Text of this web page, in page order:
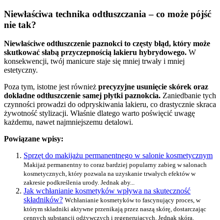
Niewłaściwa technika odtłuszczania – co może pójść
nie tak?
Niewłaściwe odtłuszczenie paznokci to częsty błąd, który może
skutkować słabą przyczepnością lakieru hybrydowego. W
konsekwencji, twój manicure staje się mniej trwały i mniej
estetyczny.
Poza tym, istotne jest również precyzyjne usunięcie skórek oraz
dokładne odtłuszczenie samej płytki paznokcia. Zaniedbanie tych
czynności prowadzi do odpryskiwania lakieru, co drastycznie skraca
żywotność stylizacji. Właśnie dlatego warto poświęcić uwagę
każdemu, nawet najmniejszemu detalowi.
Powiązane wpisy:
Sprzęt do makijażu permanentnego w salonie kosmetycznym
Makijaż permanentny to coraz bardziej popularny zabieg w salonach
kosmetycznych, który pozwala na uzyskanie trwałych efektów w
zakresie podkreślenia urody. Jednak aby...
Jak wchłanianie kosmetyków wpływa na skuteczność
składników? Wchłanianie kosmetyków to fascynujący proces, w
którym składniki aktywne przenikają przez naszą skórę, dostarczając
cennych substancji odżywczych i regenerujących. Jednak skóra,